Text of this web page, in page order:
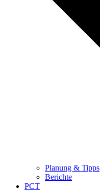
Planung & Tipps
Berichte
PCT